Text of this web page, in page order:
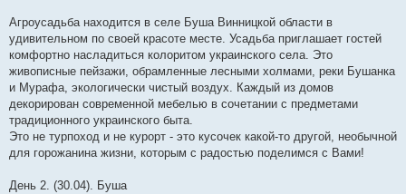
Агроусадьба находится в селе Буша Винницкой области в
удивительном по своей красоте месте. Усадьба приглашает гостей
комфортно насладиться колоритом украинского села. Это
живописные пейзажи, обрамленные лесными холмами, реки Бушанка
и Мурафа, экологически чистый воздух. Каждый из домов
декорирован современной мебелью в сочетании с предметами
традиционного украинского быта.
Это не турпоход и не курорт - это кусочек какой-то другой, необычной
для горожанина жизни, которым с радостью поделимся с Вами!
День 2. (30.04). Буша